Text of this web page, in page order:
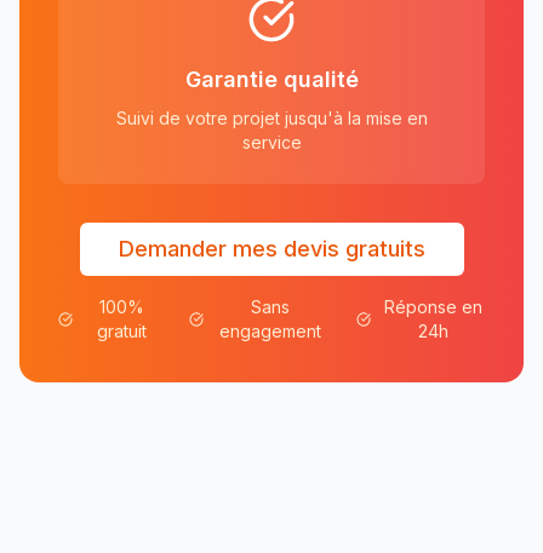
Garantie qualité
Suivi de votre projet jusqu'à la mise en
service
Demander mes devis gratuits
100%
gratuit
Sans
engagement
Réponse en
24h